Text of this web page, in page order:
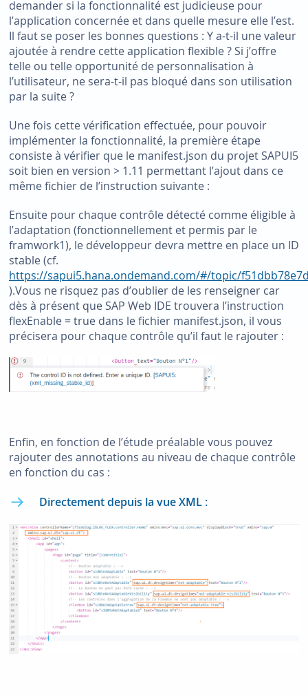
demander si la fonctionnalité est judicieuse pour
l’application concernée et dans quelle mesure elle l’est.
Il faut se poser les bonnes questions : Y a-t-il une valeur
ajoutée à rendre cette application flexible ? Si j’offre
telle ou telle opportunité de personnalisation à
l’utilisateur, ne sera-t-il pas bloqué dans son utilisation
par la suite ?
Une fois cette vérification effectuée, pour pouvoir
implémenter la fonctionnalité, la première étape
consiste à vérifier que le manifest.json du projet SAPUI5
soit bien en version > 1.11 permettant l’ajout dans ce
même fichier de l’instruction suivante :
Ensuite pour chaque contrôle détecté comme éligible à
l’adaptation (fonctionnellement et permis par le
framwork1), le développeur devra mettre en place un ID
stable (cf.
https://sapui5.hana.ondemand.com/#/topic/
).Vous ne risquez pas d’oublier de les renseigner car
dès à présent que SAP Web IDE trouvera l’instruction
flexEnable = true dans le fichier manifest.json, il vous
précisera pour chaque contrôle qu’il faut le rajouter :
Enfin, en fonction de l’étude préalable vous pouvez
rajouter des annotations au niveau de chaque contrôle
en fonction du cas :
Directement depuis la vue XML :